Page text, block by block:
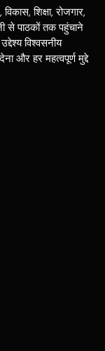
शिक्षा, रोजगार,
से पाठकों तक पहुंचाने
विश्वसनीय
और हर महत्वपूर्ण मुद्दे